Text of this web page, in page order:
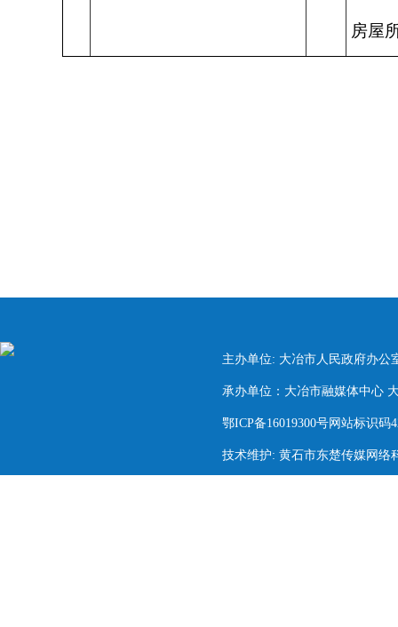
房屋
主办单位: 大冶市人民政府办公
承办单位：大冶市融媒体中心
鄂ICP备16019300号网站标识码
技术维护: 黄石市东楚传媒网络